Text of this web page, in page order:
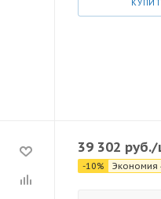
39 302 руб./
-10% Экономия